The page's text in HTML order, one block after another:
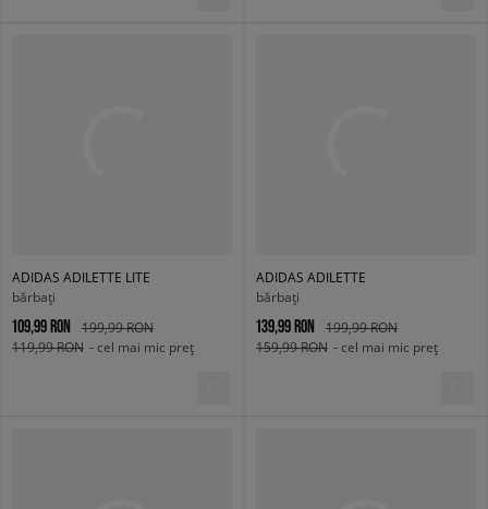
ADIDAS ADILETTE LITE
bărbați
109,99 RON
199,99 RON
119,99 RON - cel mai mic preț
ADIDAS ADILETTE
bărbați
139,99 RON
199,99 RON
159,99 RON - cel mai mic preț